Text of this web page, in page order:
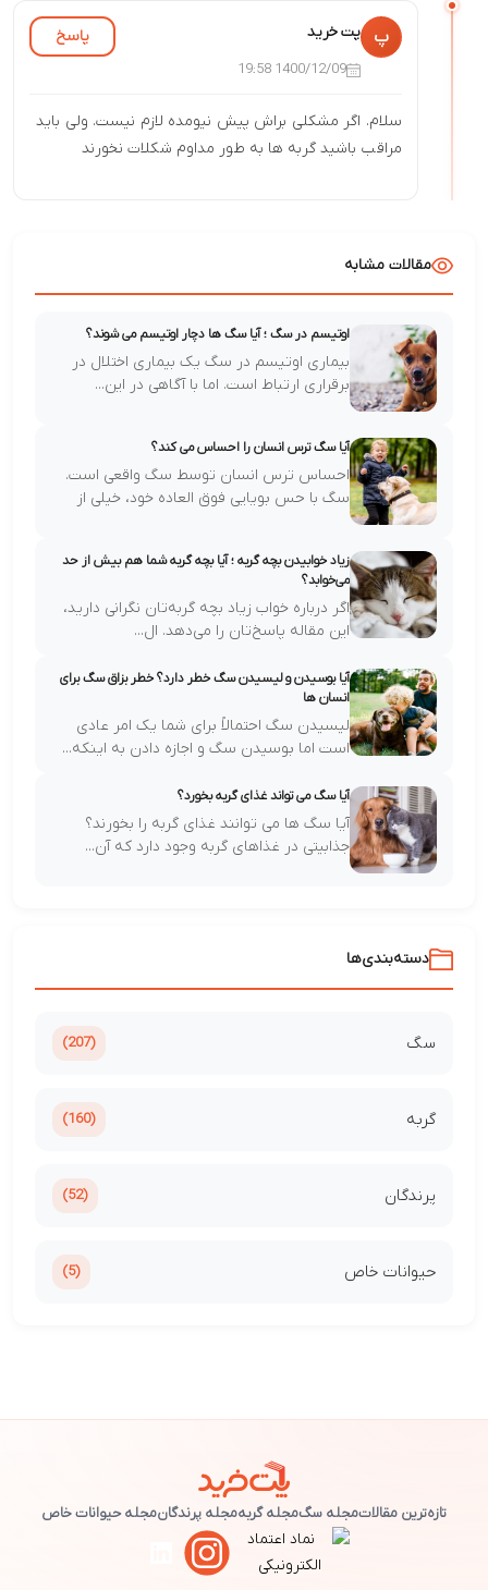
پ پت خرید پاسخ
1400/12/09 19:58
سلام. اگر مشکلی براش پیش نیومده لازم نیست. ولی باید
مراقب باشید گربه ها به طور مداوم شکلات نخورند
مقالات مشابه
اوتیسم در سگ ؛ آیا سگ ها دچار اوتیسم می شوند؟
بیماری اوتیسم در سگ یک بیماری اختلال در
برقراری ارتباط است. اما با آگاهی در این...
آیا سگ ترس انسان را احساس می کند؟
احساس ترس انسان توسط سگ واقعی است.
سگ با حس بویایی فوق العاده خود، خیلی از
احساس...
زیاد خوابیدن بچه گربه ؛ آیا بچه گربه‌ شما هم بیش از حد
می‌خوابد؟
اگر درباره خواب زیاد بچه گربه‌تان نگرانی دارید،
این مقاله پاسخ‌تان را می‌دهد. ال...
آیا بوسیدن و لیسیدن سگ خطر دارد؟ خطر بزاق سگ برای
انسان ها
لیسیدن سگ احتمالاً برای شما یک امر عادی
است اما بوسیدن سگ و اجازه دادن به اینکه...
آیا سگ می تواند غذای گربه بخورد؟
آیا سگ ها می توانند غذای گربه را بخورند؟
جذابیتی در غذاهای گربه وجود دارد که آن...
دسته‌بندی‌ها
سگ (207)
گربه (160)
پرندگان (52)
حیوانات خاص (5)
تازه‌ترین مقالاتمجله سگمجله گربهمجله پرندگانمجله حیوانات خاص